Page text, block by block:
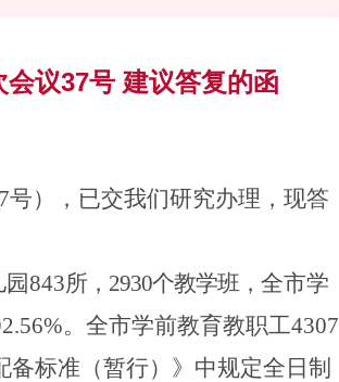
议37号 建议答复的函
号）， 已交我们研究办理，现答
843所， 2930个教学班， 全市学
%。全市学前教育教职工4307
备标准（暂行）》中规定全日制